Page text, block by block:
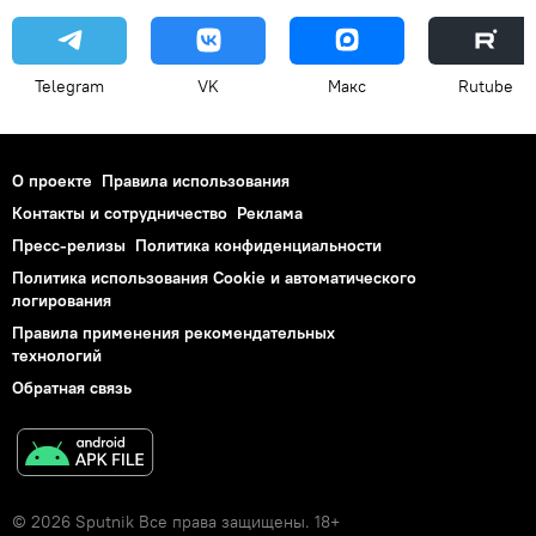
Telegram VK Макс Rutube
О проекте Правила использования
Контакты и сотрудничество Реклама
Пресс-релизы Политика конфиденциальности
Политика использования Cookie и автоматического
логирования
Правила применения рекомендательных
технологий
Обратная связь
© 2026 Sputnik Все права защищены. 18+